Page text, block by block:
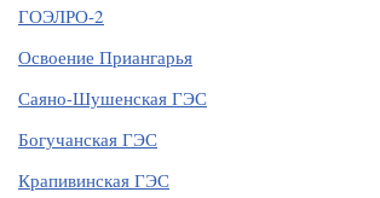
ГОЭЛРО-2
Освоение Приангарья
Саяно-Шушенская ГЭС
Богучанская ГЭС
Крапивинская ГЭС